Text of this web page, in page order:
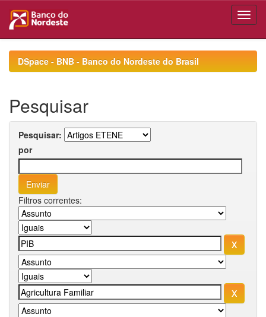
navigationDSpace - BNB - Banco do Nordeste do Brasil
Pesquisar
Pesquisar:
por
Filtros correntes: